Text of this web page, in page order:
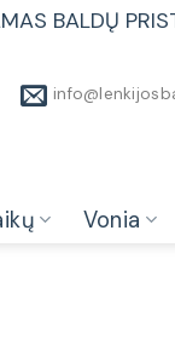
BALDŲ
Vonia